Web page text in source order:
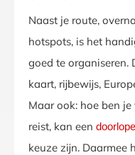
Naast je route,
hotspots, is het
goed te organiseren.
kaart, rijbewijs,
Maar ook: hoe ben
reist, kan een
keuze zijn. Daarmee